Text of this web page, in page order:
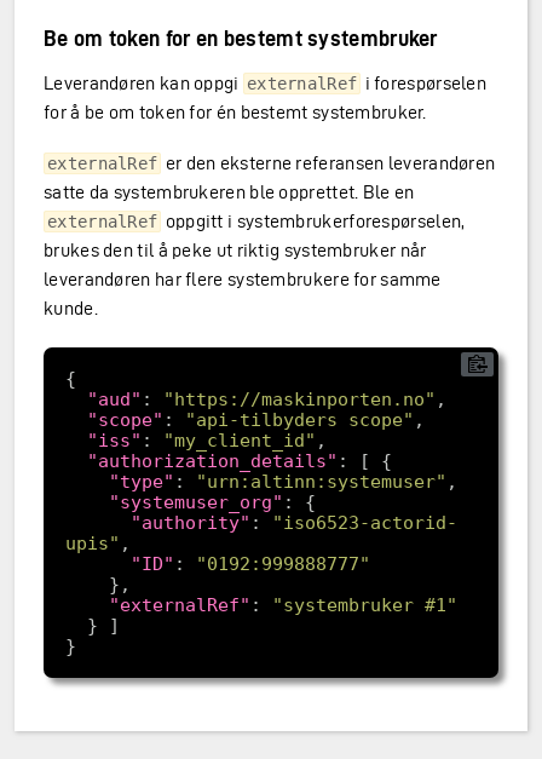
Be om token for en bestemt systembruker
Leverandøren kan oppgi externalRef i forespørselen
for å be om token for én bestemt systembruker.
externalRef er den eksterne referansen leverandøren
satte da systembrukeren ble opprettet. Ble en
externalRef oppgitt i systembrukerforespørselen,
brukes den til å peke ut riktig systembruker når
leverandøren har flere systembrukere for samme
kunde.
"aud" : "https://maskinporten.no"
"scope" : "api-tilbyders scope"
"iss" : "my_client_id"
"authorization_details"
"type" : "urn:altinn:systemuser"
"systemuser_org"
"authority" :
"iso6523-actorid-
upis"
"ID" :
"0192:999888777"
"externalRef" :
"systembruker #1"